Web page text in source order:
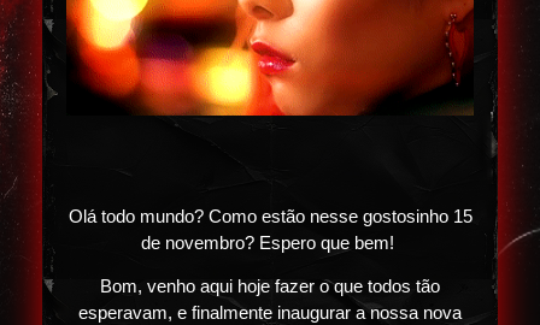
Olá todo mundo? Como estão nesse gostosinho 15
de novembro? Espero que bem!
Bom, venho aqui hoje fazer o que todos tão
esperavam, e finalmente inaugurar a nossa nova